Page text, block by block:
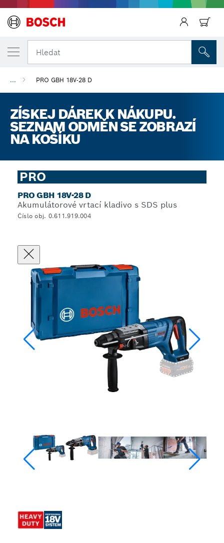
Hledat
... PRO GBH 18V-28 D
ZÍSKEJ DÁREK K NÁKUPU.
SEZNAM ODMĚN SE ZOBRAZÍ
NA KOŠÍKU
PRO
PRO GBH 18V-28 D
Akumulátorové vrtací kladivo s SDS plus
Číslo obj. 0.611.919.004